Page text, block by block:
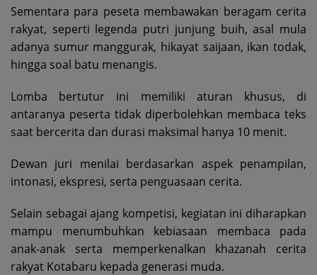
Sementara para peseta membawakan beragam cerita
rakyat, seperti legenda putri junjung buih, asal mula
adanya sumur manggurak, hikayat saijaan, ikan todak,
hingga soal batu menangis.
Lomba bertutur ini memiliki aturan khusus, di
antaranya peserta tidak diperbolehkan membaca teks
saat bercerita dan durasi maksimal hanya 10 menit.
Dewan juri menilai berdasarkan aspek penampilan,
intonasi, ekspresi, serta penguasaan cerita.
Selain sebagai ajang kompetisi, kegiatan ini diharapkan
mampu menumbuhkan kebiasaan membaca pada
anak-anak serta memperkenalkan khazanah cerita
rakyat Kotabaru kepada generasi muda.